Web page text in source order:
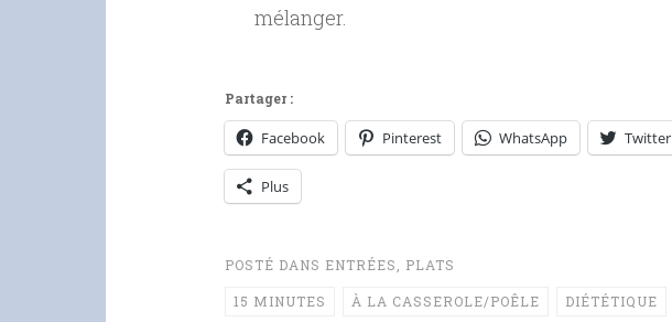
mélanger.
Partager :
Facebook Pinterest WhatsApp Twitter
Plus
POSTÉ DANS ENTRÉES PLATS
15 MINUTES À LA CASSEROLE/POÊLE DIÉTÉTIQUE